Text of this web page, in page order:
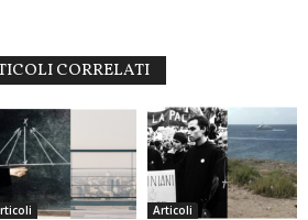
CORRELATI
Articoli